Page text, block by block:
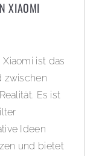
XIAOMI
Xiaomi ist das
zwischen
Es ist
Ideen
und bietet